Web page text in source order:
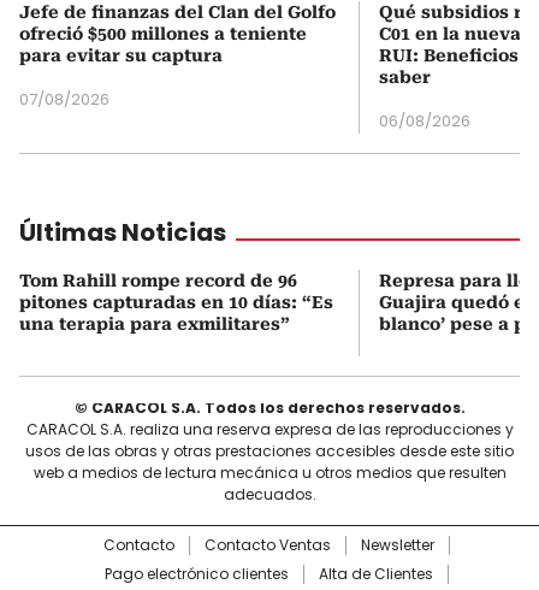
Jefe de finanzas del Clan del Golfo
ofreció $500 millones a teniente
para evitar su captura
07/08/2026
Qué subsidios
C01 en la nueva
RUI: Beneficios
saber
06/08/2026
Últimas Noticias
Tom Rahill rompe record de 96
pitones capturadas en 10 días: “Es
una terapia para exmilitares”
Represa para
Guajira quedó en
blanco’ pese a
© CARACOL S.A. Todos los derechos reservados.
CARACOL S.A. realiza una reserva expresa de las reproducciones y
usos de las obras y otras prestaciones accesibles desde este sitio
web a medios de lectura mecánica u otros medios que resulten
adecuados.
Contacto Contacto Ventas
Newsletter
Pago electrónico clientes
Alta de Clientes